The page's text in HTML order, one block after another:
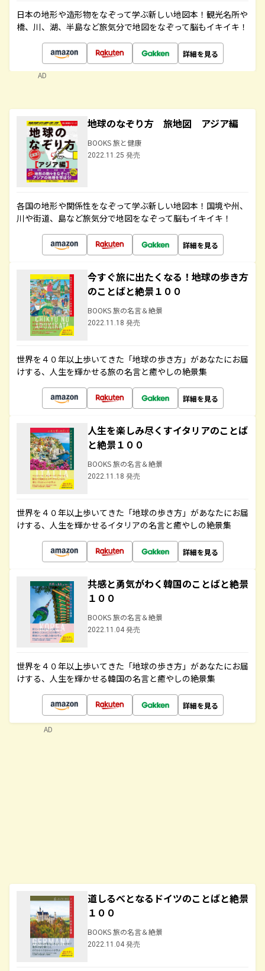
日本の地形や造形物をなぞって学ぶ新しい地図本！観光名所や
橋、川、湖、半島など旅気分で地図をなぞって脳もイキイキ！
詳細を見る
AD
地球のなぞり方 旅地図 アジア編
BOOKS 旅と健康
2022.11.25 発売
各国の地形や関係性をなぞって学ぶ新しい地図本！国境や州、
川や街道、島など旅気分で地図をなぞって脳もイキイキ！
詳細を見る
今すぐ旅に出たくなる！地球の歩き方
のことばと絶景１００
BOOKS 旅の名言＆絶景
2022.11.18 発売
世界を４０年以上歩いてきた「地球の歩き方」があなたにお届
けする、人生を輝かせる旅の名言と癒やしの絶景集
詳細を見る
人生を楽しみ尽くすイタリアのことば
と絶景１００
BOOKS 旅の名言＆絶景
2022.11.18 発売
世界を４０年以上歩いてきた「地球の歩き方」があなたにお届
けする、人生を輝かせるイタリアの名言と癒やしの絶景集
詳細を見る
共感と勇気がわく韓国のことばと絶景
１００
BOOKS 旅の名言＆絶景
2022.11.04 発売
世界を４０年以上歩いてきた「地球の歩き方」があなたにお届
けする、人生を輝かせる韓国の名言と癒やしの絶景集
詳細を見る
道しるべとなるドイツのことばと絶景
１００
BOOKS 旅の名言＆絶景
2022.11.04 発売
AD